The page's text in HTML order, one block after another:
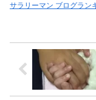
サラリーマン ブログラン